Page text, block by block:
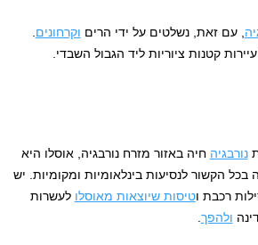
, עם זאת, נשלטים על ידי הרים וקרחונים
קטנות ציוריות ליד הגבול השבדי.
נורבגיה חיה באזור מזרח נורבגיה, אוסלו היא
בכל הקשור לנסיעות בינלאומיות ומקומיות. יש
רכבת וטיסות שיוצאות מאוסלו לעשרות
ולהפך